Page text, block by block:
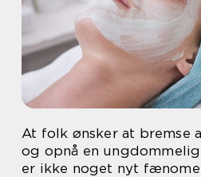
At folk ønsker at bremse
og opnå en
er ikke noget nyt